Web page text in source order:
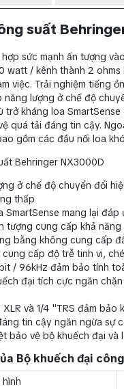
suất
sức mạnh ấn tượng
watt / kênh thành 2
việc. Trải nghiệm tiếng
lượng ở chế độ
trở kháng loa
quá tải đáng tin cậy.
gồm các đầu nối loa
ở chế độ chuyển đổi
thấp
SmartSense mang lại
tượng cung cấp khả
bằng không cung cấp
cấp độ trễ tinh vi,
/ 96kHz đảm bảo tính
đại tích cực ngăn
và 1/4 "TRS đảm
tin cậy ngăn ngừa sự
bảo vệ bộ khuếch đại và
Bộ khuếch đại
hình